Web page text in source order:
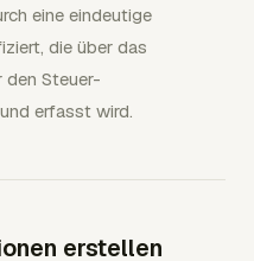
eine eindeutige
die über das
den Steuer-
erfasst wird.
erstellen